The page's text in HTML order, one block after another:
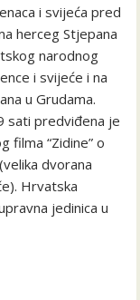
i svijeća pred
herceg Stjepana
narodnog
i svijeće i na
u Grudama.
sati predviđena je
filma “Zidine” o
dvorana
Hrvatska
jedinica u